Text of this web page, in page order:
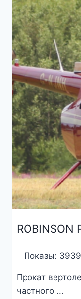
ROBINSON
Показы:
Прокат
частного ...